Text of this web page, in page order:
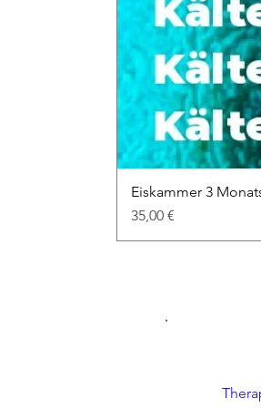
Eiskammer 3
Preis
35,00 €